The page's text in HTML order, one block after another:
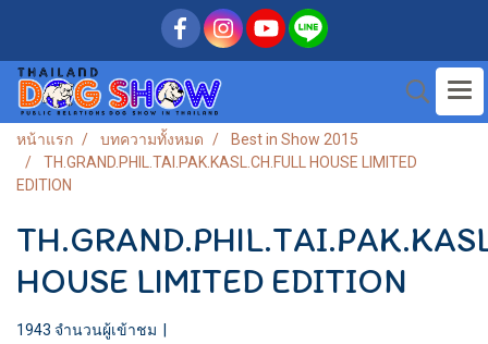
หน้าแรก บทความทั้งหมด
Best in Show 2015
TH.GRAND.PHIL.TAI.PAK.KASL.CH.FULL HOUSE LIMITED
EDITION
HOUSE LIMITED EDITION
1943 จำนวนผู้เข้าชม